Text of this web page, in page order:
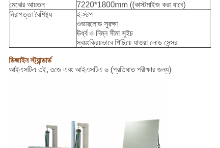
মেঝের আয়তন
7220*1800mm ((কাস্টমাইজ করা যাবে)
নিরাপত্তা বৈশিষ্ট্য
ই-স্টপ
ওভারলোড সুরক্ষা
ঊর্ধ্ব ও নিম্ন সীমা সুইচ
স্বয়ংক্রিয়ভাবে পিছিয়ে যাওয়া লোড সেন্সর
ডিজাইন স্ট্যান্ডার্ড
আইএসটিএ ৩ই, ৩জে এবং আইএসটিএ ৬ (প্রতিঘাত পরীক্ষার জন্য)